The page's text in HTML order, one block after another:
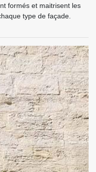
formés et maitrisent les
type de façade.